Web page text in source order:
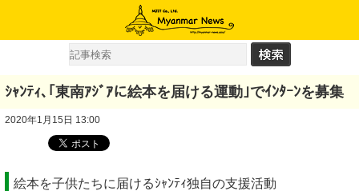
ｼｬﾝﾃｨ､｢東南ｱｼﾞｱに絵本を届ける運動｣でｲﾝﾀｰﾝを募集
2020年1月15日 13:00
絵本を子供たちに届けるｼｬﾝﾃｨ独自の支援活動